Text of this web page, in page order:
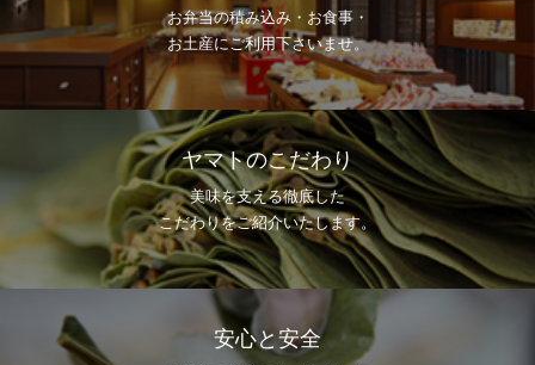
お弁当の積み込み・お食事・
お土産にご利用下さいませ。
ヤマトのこだわり
美味を支える徹底した
こだわりをご紹介いたします。
安心と安全